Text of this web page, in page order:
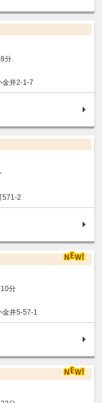
分
金井2-1-7
571-2
分
金井5-57-1